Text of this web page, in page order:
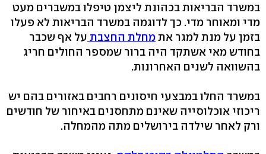
במשרד הבריאות בכהונת ליצמן טיפלו במשברים מעט
מדי ומאוחר מדי. כך לדוגמה במשרד הבריאות לא פעלו
בזמן על מנת למגר אתמחלת החצבת על אף שכבר
בחודש מאי אשתקד היה ברור שמספר החולים חריג
בהשוואה לשנים האחרונות.
במשרד החלו במבצעי חיסונים רחבים באזורים בהם יש
ריכוזי אוכלוסייה שאינם מתחסנים באיחור של חודשים
ורק לאחר שילדה בירושלים מתה מהמחלה.